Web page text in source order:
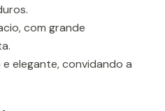
com grande
e elegante, convidando a